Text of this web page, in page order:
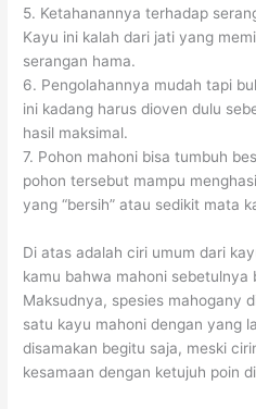
5. Ketahanannya terhadap
Kayu ini kalah dari jati yang
serangan hama.
6. Pengolahannya mudah tapi
ini kadang harus dioven dulu
hasil maksimal.
7. Pohon mahoni bisa tumbuh
pohon tersebut mampu
yang “bersih” atau sedikit mata
Di atas adalah ciri umum dari
kamu bahwa mahoni sebetulnya
Maksudnya, spesies mahogany
satu kayu mahoni dengan yang
disamakan begitu saja, meski
kesamaan dengan ketujuh poin